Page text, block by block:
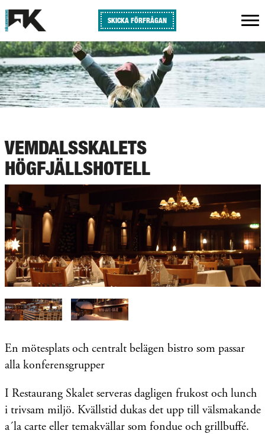
SKICKA FÖRFRÅGAN
VEMDALSSKALETS
HÖGFJÄLLSHOTELL
En mötesplats och centralt belägen bistro som passar
alla konferensgrupper
I Restaurang Skalet serveras dagligen frukost och lunch
i trivsam miljö. Kvällstid dukas det upp till välsmakande
a´la carte eller temakvällar som fondue och grillbuffé.